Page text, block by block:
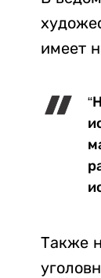
имеет
Также